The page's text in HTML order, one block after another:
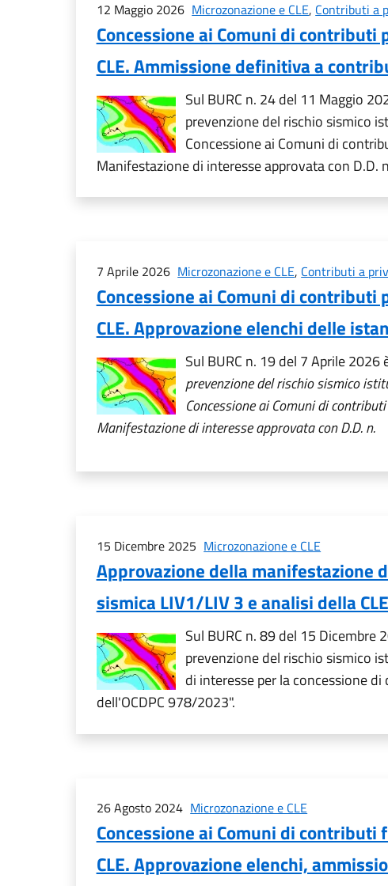
12 Maggio 2026 Microzonazione e CLE, Contributi a
Concessione ai Comuni di
CLE. Ammissione definitiva a
Sul BURC n. 24 del 11 Maggio
prevenzione del rischio sismico
Concessione ai Comuni di
Manifestazione di interesse approvata con D.D.
7 Aprile 2026 Microzonazione e CLE, Contributi a
Concessione ai Comuni di
CLE. Approvazione elenchi delle
Sul BURC n. 19 del 7 Aprile
prevenzione del rischio sismico
Concessione ai Comuni di
Manifestazione di interesse approvata con D.D. n.
15 Dicembre 2025 Microzonazione e CLE
Approvazione della manifestazione
sismica LIV1/LIV 3 e analisi della CLE
Sul BURC n. 89 del 15
prevenzione del rischio sismico
di interesse per la concessione
dell'OCDPC 978/2023".
26 Agosto 2024 Microzonazione e CLE
Concessione ai Comuni di
CLE. Approvazione elenchi,